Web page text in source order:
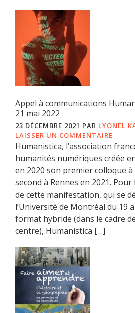
Appel à communications
21 mai 2022
23 DÉCEMBRE 2021 PAR LYONEL
LAISSER UN COMMENTAIRE
Humanistica, l’association
humanités numériques créée
en 2020 son premier colloque
second à Rennes en 2021.
de cette manifestation, qui se
l’Université de Montréal du 19
format hybride (dans le cadre
centre), Humanistica […]